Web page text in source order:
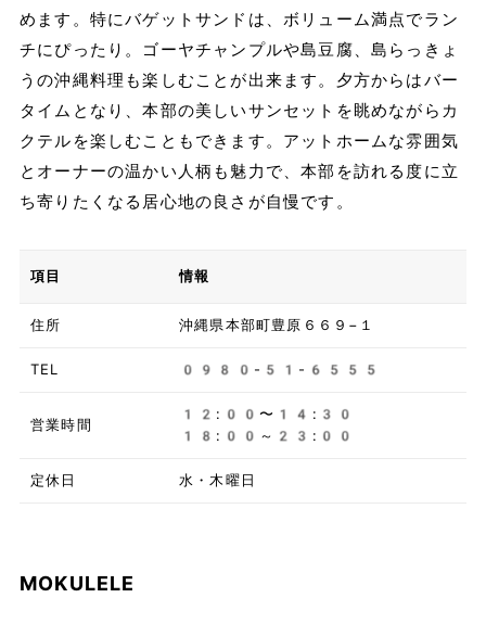
めます。特にバゲットサンドは、ボリューム満点でラン
チにぴったり。ゴーヤチャンプルや島豆腐、島らっきょ
うの沖縄料理も楽しむことが出来ます。夕方からはバー
タイムとなり、本部の美しいサンセットを眺めながらカ
クテルを楽しむこともできます。アットホームな雰囲気
とオーナーの温かい人柄も魅力で、本部を訪れる度に立
ち寄りたくなる居心地の良さが自慢です。
項目 情報
住所 沖縄県本部町豊原６６９−１
TEL 0980-51-6555
営業時間
12:00〜14:30
18:00～23:00
定休日 水・木曜日
MOKULELE